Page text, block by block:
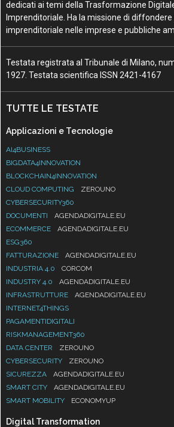
dedicati ai temi della Trasformazione
Imprenditoriale. Ha la missione di
imprenditoriale nelle imprese e pubbliche
Testata registrata al Tribunale di Milano,
1927. Testata scientifica ISSN 2421-4167
TUTTE LE TESTATE
Applicazioni e Tecnologie
AI4BUSINESS
BIGDATA4INNOVATION
BLOCKCHAIN4INNOVATION
CLOUD COMPUTING
ZEROUNO
CYBERSECURITY360
DOCUMENTI
AGENDADIGITALE.EU
ECOMMERCE
AGENDADIGITALE.EU
ESG360
FATTURAZIONE
AGENDADIGITALE.EU
INDUSTRIA 4.0
CORCOM
INDUSTRY 4.0
AGENDADIGITALE.EU
INFRASTRUTTURE
AGENDADIGITALE.EU
INTERNET4THINGS
PAGAMENTIDIGITALI
RISKMANAGEMENT360
DATA CENTER
ZEROUNO
CYBERSECURITY
ZEROUNO
SICUREZZA
AGENDADIGITALE.EU
SMART CITY
AGENDADIGITALE.EU
SMART MOBILITY
ECONOMYUP
Digital Transformation